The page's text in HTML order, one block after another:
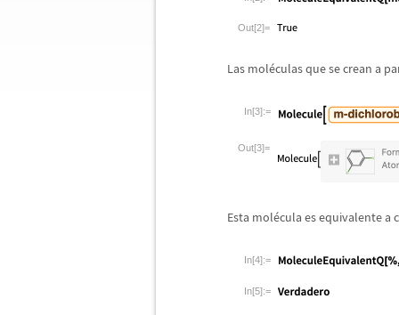
Out[2]=
Las moléculas que se crean a
In[3]:=
Out[3]=
Esta molécula es equivalente a
In[4]:=
In[5]:=